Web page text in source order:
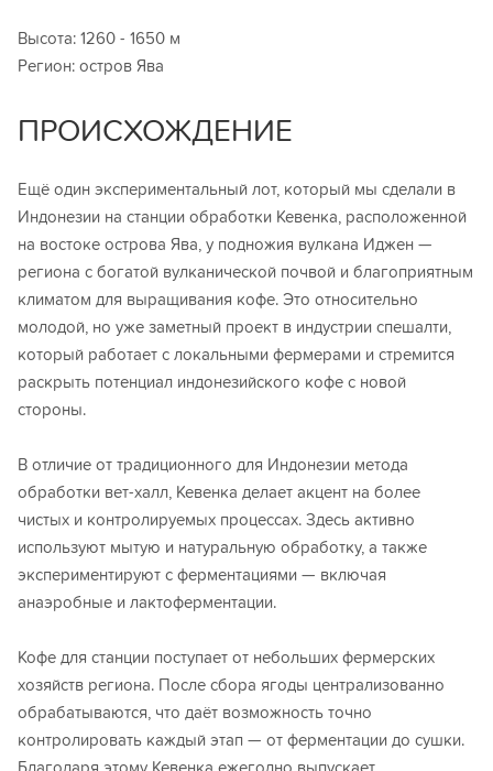
Высота: 1260 - 1650 м
Регион: остров Ява
ПРОИСХОЖДЕНИЕ
Ещё один экспериментальный лот, который мы сделали в
Индонезии на станции обработки Кевенка, расположенной
на востоке острова Ява, у подножия вулкана Иджен —
региона с богатой вулканической почвой и благоприятным
климатом для выращивания кофе. Это относительно
молодой, но уже заметный проект в индустрии спешалти,
который работает с локальными фермерами и стремится
раскрыть потенциал индонезийского кофе с новой
стороны.
В отличие от традиционного для Индонезии метода
обработки вет-халл, Кевенка делает акцент на более
чистых и контролируемых процессах. Здесь активно
используют мытую и натуральную обработку, а также
экспериментируют с ферментациями — включая
анаэробные и лактоферментации.
Кофе для станции поступает от небольших фермерских
хозяйств региона. После сбора ягоды централизованно
обрабатываются, что даёт возможность точно
контролировать каждый этап — от ферментации до сушки.
Благодаря этому Кевенка ежегодно выпускает